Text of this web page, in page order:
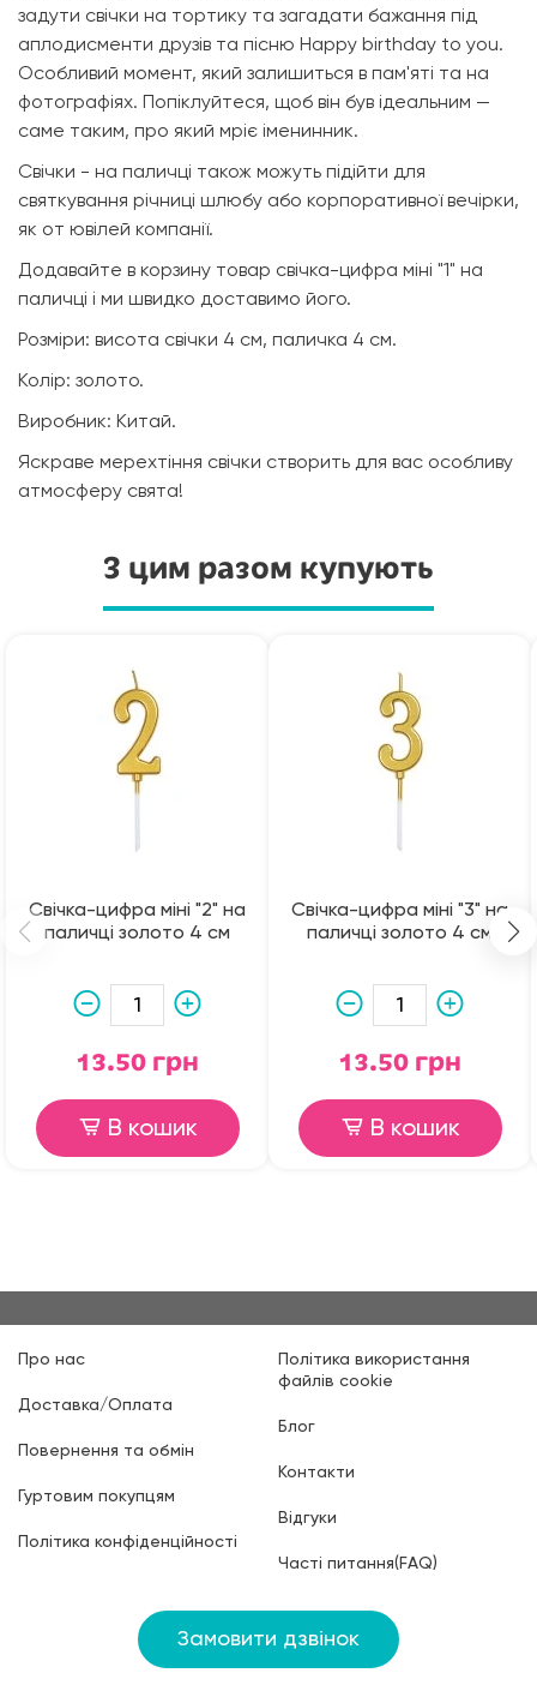
задути свічки на тортику та загадати бажання під
аплодисменти друзів та пісню Happy birthday to you.
Особливий момент, який залишиться в пам'яті та на
фотографіях. Попіклуйтеся, щоб він був ідеальним —
саме таким, про який мріє іменинник.
Свічки - на паличці також можуть підійти для
святкування річниці шлюбу або корпоративної вечірки,
як от ювілей компанії.
Додавайте в корзину товар свічка-цифра міні "1" на
паличці і ми швидко доставимо його.
Розміри: висота свічки 4 см, паличка 4 см.
Колір: золото.
Виробник: Китай.
Яскраве мерехтіння свічки створить для вас особливу
атмосферу свята!
З цим разом купують
Свічка-цифра міні "2" на
паличці золото 4 см
13.50 грн
В кошик
Свічка-цифра міні "3" на
паличці золото 4 см
13.50 грн
В кошик
Про нас
Доставка/Оплата
Повернення та обмін
Гуртовим покупцям
Політика конфіденційності
Політика використання
файлів cookie
Блог
Контакти
Відгуки
Часті питання(FAQ)
Замовити дзвінок